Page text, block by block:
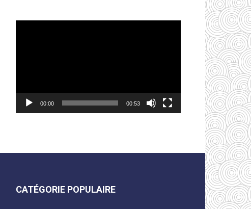
00:00 00:53
CATÉGORIE POPULAIRE